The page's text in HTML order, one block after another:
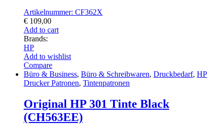
Artikelnummer: CF362X
€ 109,00
Add to cart
Brands:
HP
Add to wishlist
Compare
Büro & Business, Büro & Schreibwaren, Druckbedarf, HP
Drucker Patronen, Tintenpatronen
Original HP 301 Tinte Black
(CH563EE)